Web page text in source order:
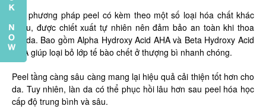
Mỗi phương pháp peel có kèm theo một số loại hóa chất khác
nhau, được chiết xuất tự nhiên nên đảm bảo an toàn khi thoa
lên da. Bao gồm Alpha Hydroxy Acid AHA và Beta Hydroxy Acid
BHA giúp loại bỏ lớp tế bào chết ở thượng bì nhanh chóng.
Peel tầng càng sâu càng mang lại hiệu quả cải thiện tốt hơn cho
da. Tuy nhiên, làn da có thể phục hồi lâu hơn sau peel hóa học
cấp độ trung bình và sâu.